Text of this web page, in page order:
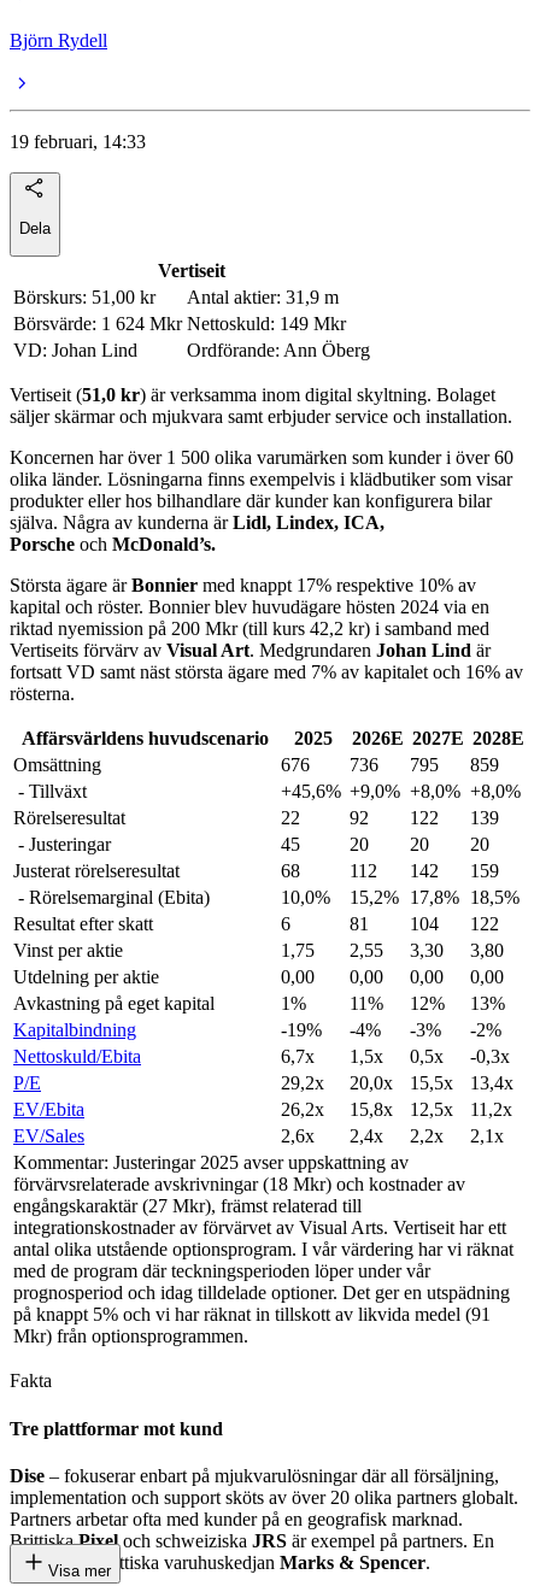
Björn Rydell
19 februari, 14:33
Dela
Vertiseit
Börskurs: 51,00 kr
Antal aktier: 31,9 m
Börsvärde: 1 624 Mkr Nettoskuld: 149 Mkr
VD: Johan Lind
Ordförande: Ann Öberg
Vertiseit (51,0 kr) är verksamma inom digital skyltning. Bolaget
säljer skärmar och mjukvara samt erbjuder service och installation.
Koncernen har över 1 500 olika varumärken som kunder i över 60
olika länder. Lösningarna finns exempelvis i klädbutiker som visar
produkter eller hos bilhandlare där kunder kan konfigurera bilar
själva. Några av kunderna ärLidl, Lindex, ICA,
Porsche och McDonald’s.
Största ägare ärBonnier med knappt 17% respektive 10% av
kapital och röster. Bonnier blev huvudägare hösten 2024 via en
riktad nyemission på 200 Mkr (till kurs 42,2 kr) i samband med
Vertiseits förvärv av Visual Art. Medgrundaren Johan Lind är
fortsatt VD samt näst största ägare med 7% av kapitalet och 16% av
rösterna.
Affärsvärldens huvudscenario 2025 2026E 2027E 2028E
Omsättning
676 736 795
859
- Tillväxt
+45,6% +9,0% +8,0% +8,0%
Rörelseresultat
22 92 122
139
- Justeringar
45 20 20
20
Justerat rörelseresultat
68 112 142
159
- Rörelsemarginal (Ebita)
10,0% 15,2% 17,8% 18,5%
Resultat efter skatt
6 81 104
122
Vinst per aktie
1,75 2,55 3,30
3,80
Utdelning per aktie
0,00 0,00 0,00
0,00
Avkastning på eget kapital
1% 11% 12%
13%
Kapitalbindning
-19% -4% -3%
-2%
Nettoskuld/Ebita
6,7x 1,5x 0,5x
-0,3x
P/E
29,2x 20,0x 15,5x
13,4x
EV/Ebita
26,2x 15,8x 12,5x
11,2x
EV/Sales
2,6x 2,4x 2,2x
2,1x
Kommentar: Justeringar 2025 avser uppskattning av
förvärvsrelaterade avskrivningar (18 Mkr) och kostnader av
engångskaraktär (27 Mkr), främst relaterad till
integrationskostnader av förvärvet av Visual Arts. Vertiseit har ett
antal olika utstående optionsprogram. I vår värdering har vi räknat
med de program där teckningsperioden löper under vår
prognosperiod och idag tilldelade optioner. Det ger en utspädning
på knappt 5% och vi har räknat in tillskott av likvida medel (91
Mkr) från optionsprogrammen.
Fakta
Tre plattformar mot kund
Dise – fokuserar enbart på mjukvarulösningar där all försäljning,
implementation och support sköts av över 20 olika partners globalt.
Partners arbetar ofta med kunder på en geografisk marknad.
BrittiskaPixeloch schweiziska JRS är exempel på partners. En
slutkund är brittiska varuhuskedjan Marks & Spencer.
Visa mer